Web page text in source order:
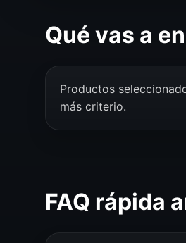
Qué vas a
Productos
más criterio.
FAQ rápida